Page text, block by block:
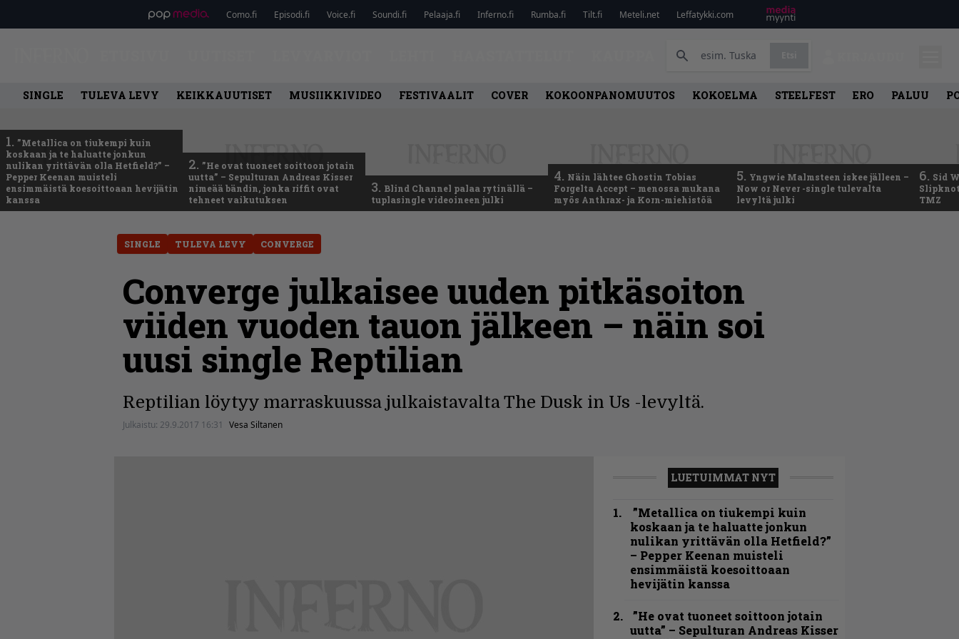
Como.fi Episodi.fi Voice.fi Soundi.fi Pelaaja.fi Inferno.fi Rumba.fi Tilt.fi Meteli.net Leffatykki.com
SINGLE TULEVA LEVY KEIKKAUUTISET MUSIIKKIVIDEO FESTIVAALIT COVER KOKOONPANOMUUTOS KOKOELMA STEELFEST ERO PALUU
1. ”Metallica on tiukempi kuin
koskaan ja te haluatte jonkun
nulikan yrittävän olla Hetfield?” –
Pepper Keenan muisteli
ensimmäistä koesoittoaan hevijätin
kanssa
2. ”He ovat tuoneet soittoon jotain
uutta” – Sepulturan Andreas Kisser
nimeää bändin, jonka riffit ovat
tehneet vaikutuksen
3. Blind Channel palaa rytinällä –
tuplasingle videoineen julki
4. Näin lähtee Ghostin Tobias
Forgelta Accept – menossa mukana
myös Anthrax- ja Korn-miehistöä
5. Yngwie Malmsteen iskee jälleen –
Now or Never -single tulevalta
levyltä julki
6. Sid
TMZ
SINGLE TULEVA LEVY CONVERGE
Converge julkaisee uuden pitkäsoiton
viiden vuoden tauon jälkeen – näin soi
uusi single Reptilian
Reptilian löytyy marraskuussa julkaistavalta The Dusk in Us -levyltä.
Julkaistu: 29.9.2017 16:31 Vesa Siltanen
LUETUIMMAT NYT
”Metallica on tiukempi kuin
koskaan ja te haluatte jonkun
nulikan yrittävän olla Hetfield?”
– Pepper Keenan muisteli
ensimmäistä koesoittoaan
hevijätin kanssa
”He ovat tuoneet soittoon jotain
uutta” – Sepulturan Andreas Kisser